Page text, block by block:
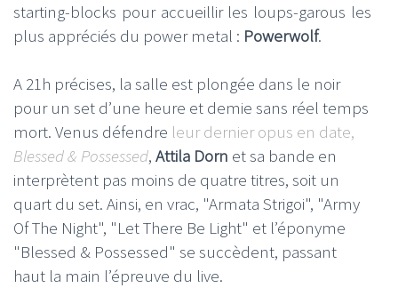
starting-blocks pour accueillir les loups-garous les
plus appréciés du power metal : Powerwolf.
A 21h précises, la salle est plongée dans le noir
pour un set d’une heure et demie sans réel temps
mort. Venus défendre leur dernier opus en date,
Blessed & Possessed, Attila Dorn et sa bande en
interprètent pas moins de quatre titres, soit un
quart du set. Ainsi, en vrac, "Armata Strigoi", "Army
Of The Night", "Let There Be Light" et l’éponyme
"Blessed & Possessed" se succèdent, passant
haut la main l’épreuve du live.